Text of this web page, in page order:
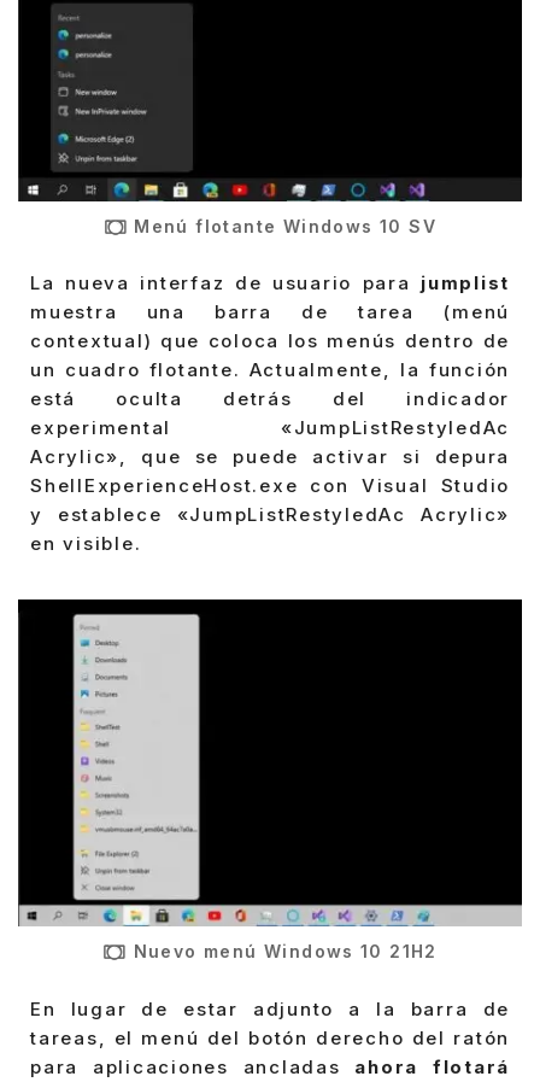
Menú flotante Windows 10 SV
La nueva interfaz de usuario para jumplist
muestra una barra de tarea (menú
contextual) que coloca los menús dentro de
un cuadro flotante. Actualmente, la función
está oculta detrás del indicador
experimental «JumpListRestyledAc
Acrylic», que se puede activar si depura
ShellExperienceHost.exe con Visual Studio
y establece «JumpListRestyledAc Acrylic»
en visible.
Nuevo menú Windows 10 21H2
En lugar de estar adjunto a la barra de
tareas, el menú del botón derecho del ratón
para aplicaciones ancladas ahora flotará